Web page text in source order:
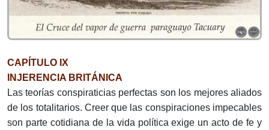
CAPÍTULO IX
INJERENCIA BRITÁNICA
Las teorías conspiraticias perfectas son los mejores aliados
de los totalitarios. Creer que las conspiraciones impecables
son parte cotidiana de la vida política exige un acto de fe y